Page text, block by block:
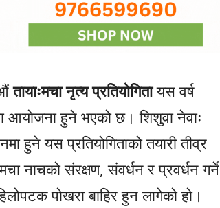
तायाःमचा नृत्य प्रतियोगितायस वर्ष
आयोजना हुने भएको छ। शिशुवा नेवाः
हुने यस प्रतियोगिताको तयारी तीव्र
नाचको संरक्षण, संवर्धन र प्रवर्धन गर्ने
पोखरा बाहिर हुन लागेको हो।